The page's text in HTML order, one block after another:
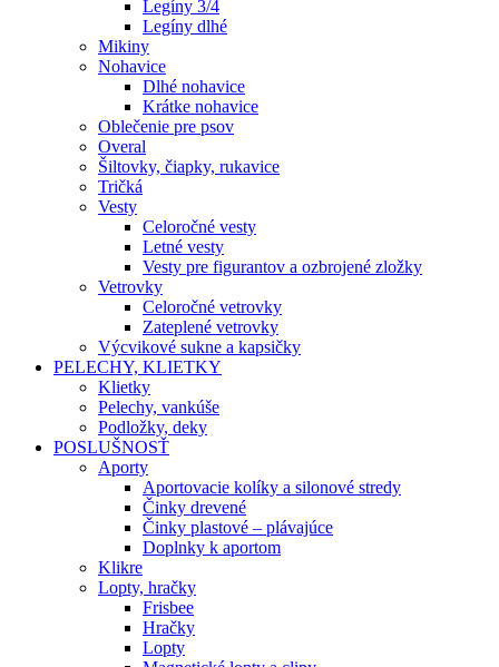
Legíny 3/4
Legíny dlhé
Mikiny
Nohavice
Dlhé nohavice
Krátke nohavice
Oblečenie pre psov
Overal
Šiltovky, čiapky, rukavice
Tričká
Vesty
Celoročné vesty
Letné vesty
Vesty pre figurantov a ozbrojené zložky
Vetrovky
Celoročné vetrovky
Zateplené vetrovky
Výcvikové sukne a kapsičky
PELECHY, KLIETKY
Klietky
Pelechy, vankúše
Podložky, deky
POSLUŠNOSŤ
Aporty
Aportovacie kolíky a silonové stredy
Činky drevené
Činky plastové – plávajúce
Doplnky k aportom
Klikre
Lopty, hračky
Frisbee
Hračky
Lopty